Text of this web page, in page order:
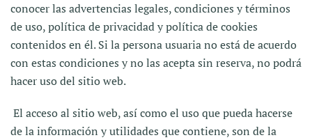
conocer las advertencias legales, condiciones y términos
de uso, política de privacidad y política de cookies
contenidos en él. Si la persona usuaria no está de acuerdo
con estas condiciones y no las acepta sin reserva, no podrá
hacer uso del sitio web.
El acceso al sitio web, así como el uso que pueda hacerse
de la información y utilidades que contiene, son de la